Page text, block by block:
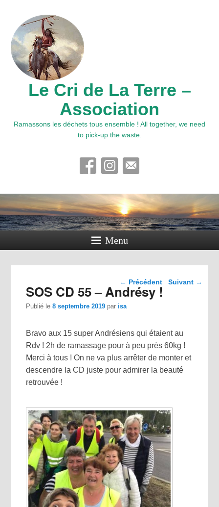
Le Cri de La Terre –
Association
Ramassons les déchets tous ensemble ! All together, we need
to pick-up the waste.
Menu
Navigation dans les
← Précédent Suivant →
SOS CD 55 – Andrésy !
Publié le8 septembre 2019 par isa
Bravo aux 15 super Andrésiens qui étaient au
Rdv ! 2h de ramassage pour à peu près 60kg !
Merci à tous ! On ne va plus arrêter de monter et
descendre la CD juste pour admirer la beauté
retrouvée !